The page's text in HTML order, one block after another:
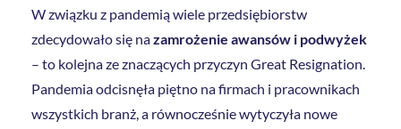
W związku z pandemią wiele przedsiębiorstw
zdecydowało się nazamrożenie awansów i podwyżek
– to kolejna ze znaczących przyczyn Great Resignation.
Pandemia odcisnęła piętno na firmach i pracownikach
wszystkich branż, a równocześnie wytyczyła nowe